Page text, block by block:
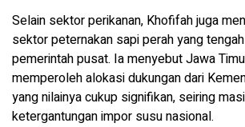
Selain sektor perikanan, Khofifah juga
sektor peternakan sapi perah yang
pemerintah pusat. Ia menyebut Jawa
memperoleh alokasi dukungan dari
yang nilainya cukup signifikan, seiring
ketergantungan impor susu nasional.